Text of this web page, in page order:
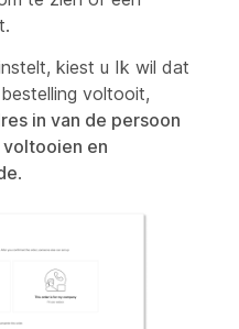
kiest u Ik wil dat
voltooit,
in van de persoon
en
.